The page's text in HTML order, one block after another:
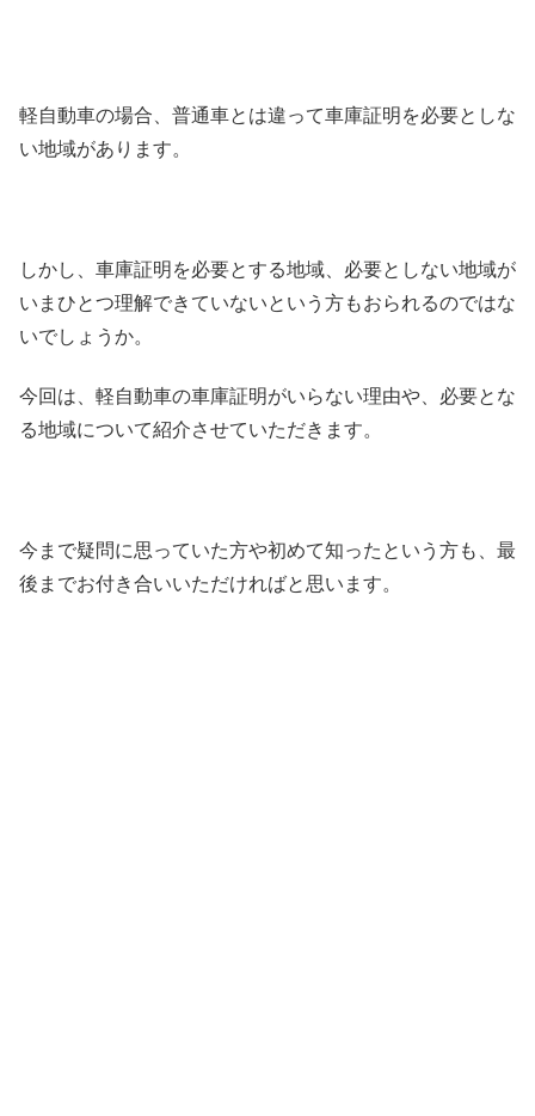
軽自動車の場合、普通車とは違って車庫証明を必要としな
い地域があります。
しかし、車庫証明を必要とする地域、必要としない地域が
いまひとつ理解できていないという方もおられるのではな
いでしょうか。
今回は、軽自動車の車庫証明がいらない理由や、必要とな
る地域について紹介させていただきます。
今まで疑問に思っていた方や初めて知ったという方も、最
後までお付き合いいただければと思います。